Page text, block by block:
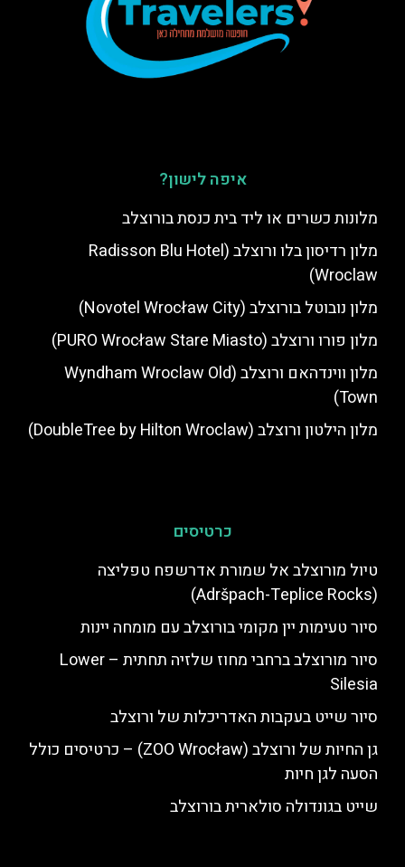
איפה לישון?
מלונות כשרים או ליד בית כנסת בורוצלב
מלון רדיסון בלו ורוצלב (Radisson Blu Hotel
Wroclaw)
מלון נובוטל בורוצלב (Novotel Wrocław City)
מלון פורו ורוצלב (PURO Wrocław Stare Miasto)
מלון ווינדהאם ורוצלב (Wyndham Wroclaw Old
Town)
מלון הילטון ורוצלב (DoubleTree by Hilton Wroclaw)
כרטיסים
טיול מורוצלב אל שמורת אדרשפח טפליצה
(Adršpach-Teplice Rocks)
סיור טעימות יין מקומי בורוצלב עם מומחה יינות
סיור מורוצלב ברחבי מחוז שלזיה תחתית – Lower
Silesia
סיור שייט בעקבות האדריכלות של ורוצלב
גן החיות של ורוצלב (ZOO Wrocław) – כרטיסים כולל
הסעה לגן חיות
שייט בגונדולה סולארית בורוצלב